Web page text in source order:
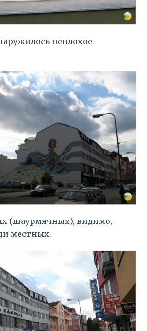
неплохое
(шаурмячных), видимо,
местных.
🇬🇧
🇷🇺